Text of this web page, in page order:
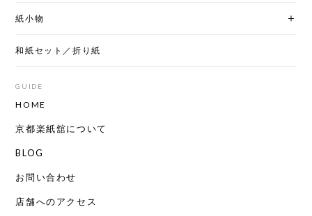
紙小物
和紙セット／折り紙
GUIDE
HOME
京都楽紙舘について
BLOG
お問い合わせ
店舗へのアクセス